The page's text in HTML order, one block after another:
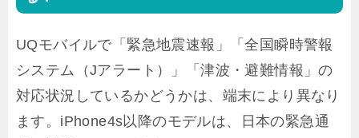
UQモバイルで「緊急地震速報」「全国瞬時警報
システム（Jアラート）」「津波・避難情報」の
対応状況しているかどうかは、端末により異なり
ます。iPhone4s以降のモデルは、日本の緊急通